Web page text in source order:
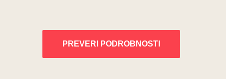
PREVERI PODROBNOSTI